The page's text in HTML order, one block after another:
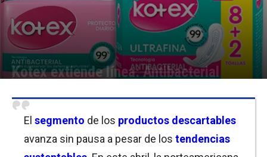
Kotex extiende línea: Antibacterial
El segmento de los productos descartables
avanza sin pausa a pesar de los tendencias